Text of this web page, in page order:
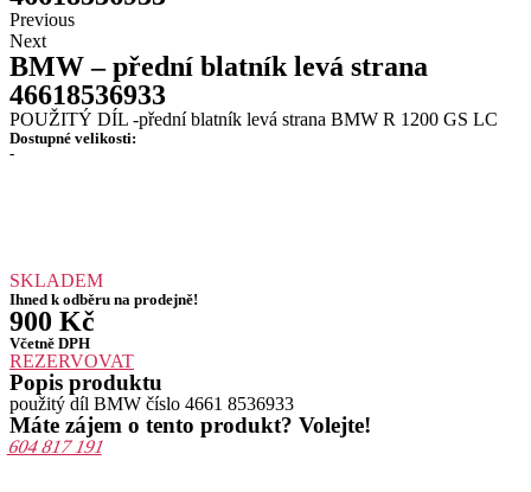
Previous
Next
BMW – přední blatník levá strana
46618536933
POUŽITÝ DÍL -přední blatník levá strana BMW R 1200 GS LC
Dostupné velikosti:
-
SKLADEM
Ihned k odběru na prodejně!
900 Kč
Včetně DPH
REZERVOVAT
Popis produktu
použitý díl BMW číslo 4661 8536933
Máte zájem o tento produkt? Volejte!
604 817 191